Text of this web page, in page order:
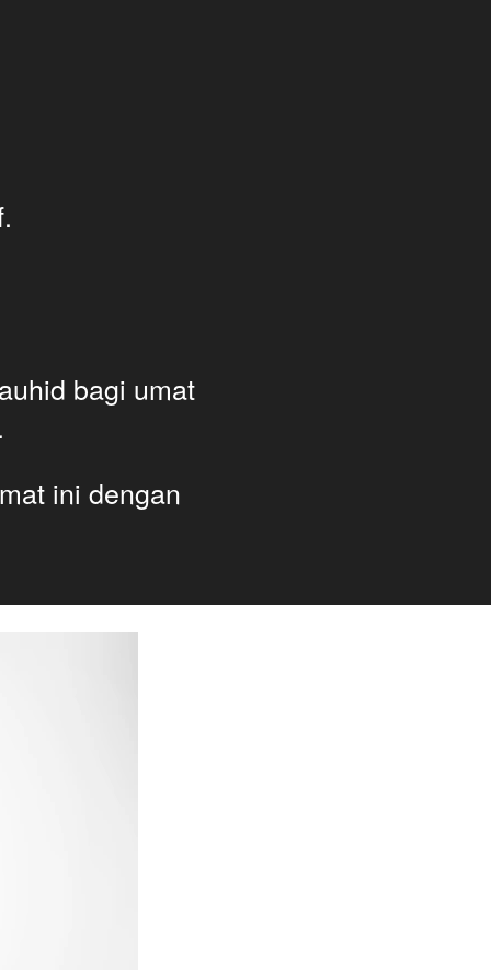
bagi umat
ini dengan